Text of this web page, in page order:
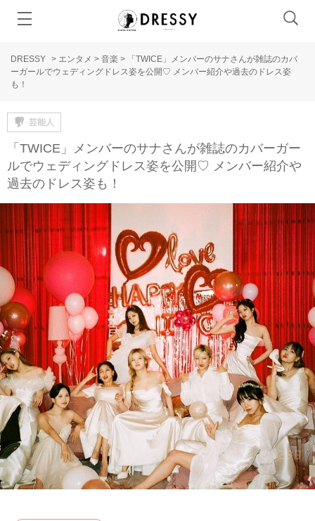
DRESSY > エンタメ > 音楽 >
「TWICE」メンバーのサナさんが雑誌のカバ
ーガールでウェディングドレス姿を公開♡ メンバー紹介や過去のドレス姿
も！
芸能人
「TWICE」メンバーのサナさんが雑誌のカバーガー
ルでウェディングドレス姿を公開♡ メンバー紹介や
過去のドレス姿も！